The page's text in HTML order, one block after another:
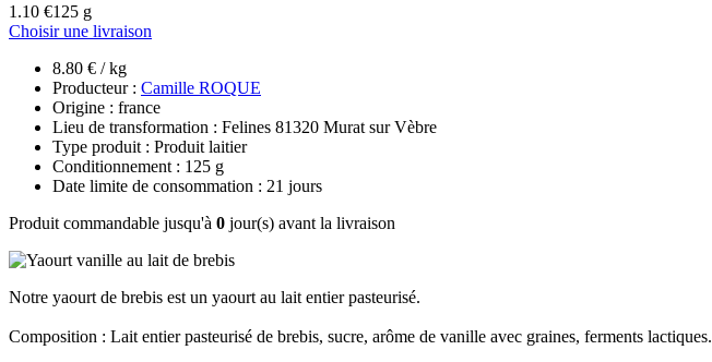
1.10 €125 g
Choisir une livraison
8.80 € / kg
Producteur : Camille ROQUE
Origine : france
Lieu de transformation : Felines 81320 Murat sur Vèbre
Type produit : Produit laitier
Conditionnement : 125 g
Date limite de consommation : 21 jours
Produit commandable jusqu'à 0 jour(s) avant la livraison
Notre yaourt de brebis est un yaourt au lait entier pasteurisé.
Composition : Lait entier pasteurisé de brebis, sucre, arôme de vanille avec graines, ferments lactiques.